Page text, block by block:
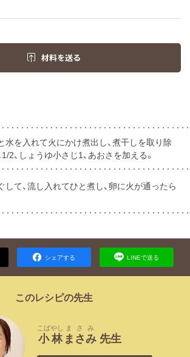
材料を送る
水を入れて火にかけ煮出し、煮干しを取り除
1/2、しょうゆ小さじ1、あおさを加える。
して、流し入れてひと煮し、卵に火が通ったら
シェアする LINEで送る
このレシピの先生
小林
こばやし
まさみ
まさみ
先生